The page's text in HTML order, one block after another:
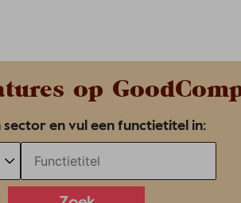
op
sector en vul een functietitel in: